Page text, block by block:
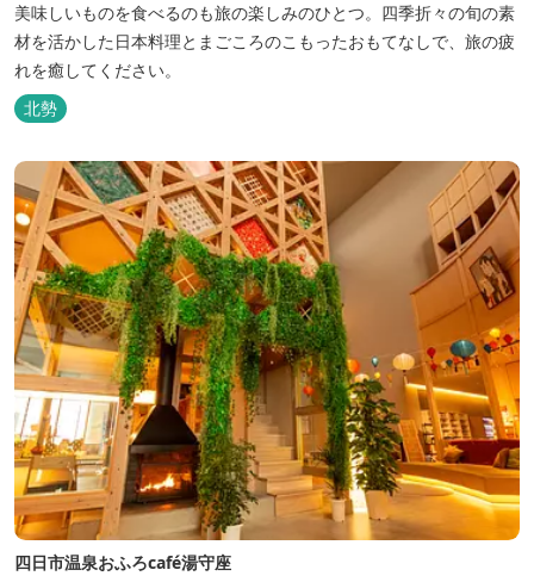
美味しいものを食べるのも旅の楽しみのひとつ。四季折々の旬の素
材を活かした日本料理とまごころのこもったおもてなしで、旅の疲
れを癒してください。
北勢
四日市温泉おふろcafé湯守座